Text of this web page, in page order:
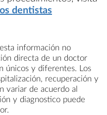
dentistas
información no
directa de un doctor
únicos y diferentes. Los
recuperación y
variar de acuerdo al
y diagnostico puede